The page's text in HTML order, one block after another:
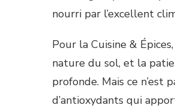
nourri par l’excellent
Pour la Cuisine &
nature du sol, et la
profonde. Mais ce n’est
d’antioxydants qui